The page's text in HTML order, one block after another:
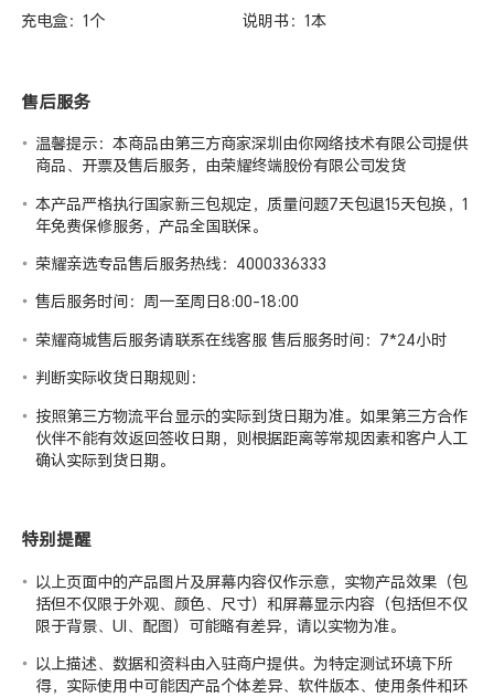
充电盒：1个 说明书：1本
售后服务
温馨提示：本商品由第三方商家深圳由你网络技术有限公司提供
商品、开票及售后服务，由荣耀终端股份有限公司发货
本产品严格执行国家新三包规定，质量问题7天包退15天包换，1
年免费保修服务，产品全国联保。
荣耀亲选专品售后服务热线：4000336333
售后服务时间：周一至周日8:00-18:00
荣耀商城售后服务请联系在线客服 售后服务时间：7*24小时
判断实际收货日期规则：
按照第三方物流平台显示的实际到货日期为准。如果第三方合作
伙伴不能有效返回签收日期，则根据距离等常规因素和客户人工
确认实际到货日期。
特别提醒
以上页面中的产品图片及屏幕内容仅作示意，实物产品效果（包
括但不仅限于外观、颜色、尺寸）和屏幕显示内容（包括但不仅
限于背景、UI、配图）可能略有差异，请以实物为准。
以上描述、数据和资料由入驻商户提供。为特定测试环境下所
得，实际使用中可能因产品个体差异、软件版本、使用条件和环